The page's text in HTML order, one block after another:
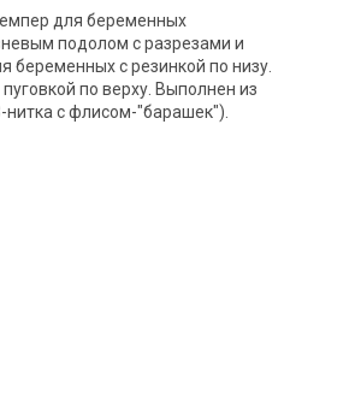
для беременных
подолом с разрезами и
беременных с резинкой по низу.
по верху. Выполнен из
нитка с флисом-"барашек").